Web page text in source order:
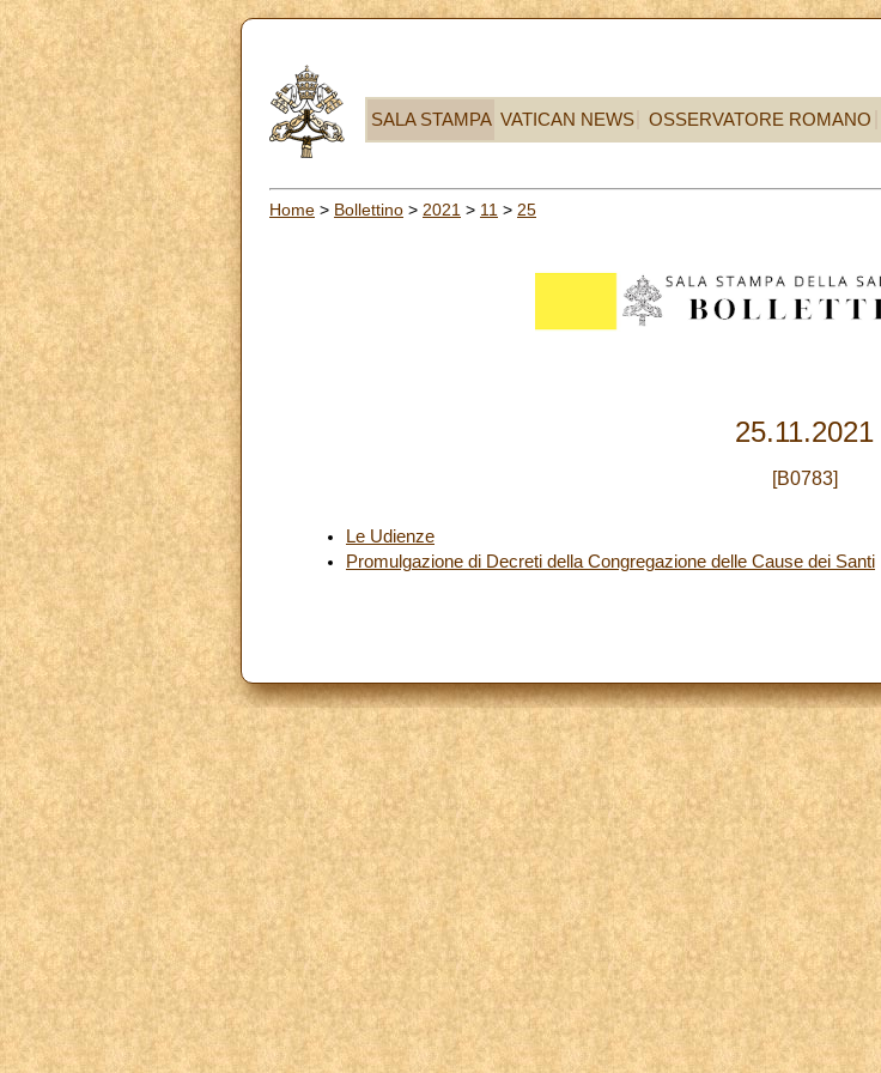
SALA STAMPA VATICAN NEWS OSSERVATORE ROMANO
Home > Bollettino > 2021 > 11 > 25
25.11.2021
[B0783]
Le Udienze
Promulgazione di Decreti della Congregazione delle Cause dei Santi